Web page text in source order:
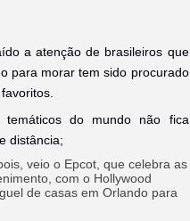
a atenção de brasileiros que
para morar tem sido procurado
do mundo não fica
distância;
veio o Epcot, que celebra as
com o Hollywood
de casas em Orlando para